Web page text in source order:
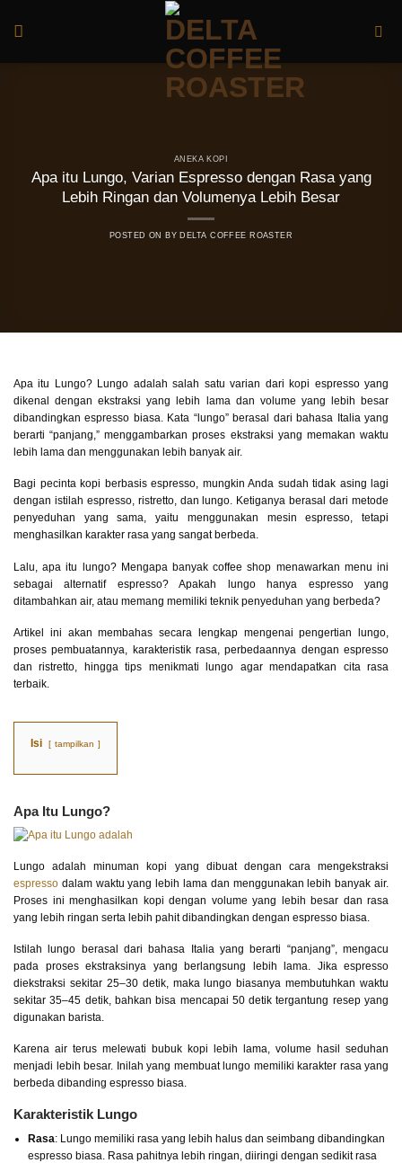
ANEKA KOPI
Apa itu Lungo, Varian Espresso dengan Rasa yang
Lebih Ringan dan Volumenya Lebih Besar
POSTED ON BY DELTA COFFEE ROASTER
Apa itu Lungo? Lungo adalah salah satu varian dari kopi espresso yang
dikenal dengan ekstraksi yang lebih lama dan volume yang lebih besar
dibandingkan espresso biasa. Kata “lungo” berasal dari bahasa Italia yang
berarti “panjang,” menggambarkan proses ekstraksi yang memakan waktu
lebih lama dan menggunakan lebih banyak air.
Bagi pecinta kopi berbasis espresso, mungkin Anda sudah tidak asing lagi
dengan istilah espresso, ristretto, dan lungo. Ketiganya berasal dari metode
penyeduhan yang sama, yaitu menggunakan mesin espresso, tetapi
menghasilkan karakter rasa yang sangat berbeda.
Lalu, apa itu lungo? Mengapa banyak coffee shop menawarkan menu ini
sebagai alternatif espresso? Apakah lungo hanya espresso yang
ditambahkan air, atau memang memiliki teknik penyeduhan yang berbeda?
Artikel ini akan membahas secara lengkap mengenai pengertian lungo,
proses pembuatannya, karakteristik rasa, perbedaannya dengan espresso
dan ristretto, hingga tips menikmati lungo agar mendapatkan cita rasa
terbaik.
Isi tampilkan
Apa Itu Lungo?
Lungo adalah minuman kopi yang dibuat dengan cara mengekstraksi
espresso dalam waktu yang lebih lama dan menggunakan lebih banyak air.
Proses ini menghasilkan kopi dengan volume yang lebih besar dan rasa
yang lebih ringan serta lebih pahit dibandingkan dengan espresso biasa.
Istilah lungo berasal dari bahasa Italia yang berarti “panjang”, mengacu
pada proses ekstraksinya yang berlangsung lebih lama. Jika espresso
diekstraksi sekitar 25–30 detik, maka lungo biasanya membutuhkan waktu
sekitar 35–45 detik, bahkan bisa mencapai 50 detik tergantung resep yang
digunakan barista.
Karena air terus melewati bubuk kopi lebih lama, volume hasil seduhan
menjadi lebih besar. Inilah yang membuat lungo memiliki karakter rasa yang
berbeda dibanding espresso biasa.
Karakteristik Lungo
Rasa: Lungo memiliki rasa yang lebih halus dan seimbang dibandingkan
espresso biasa. Rasa pahitnya lebih ringan, diiringi dengan sedikit rasa